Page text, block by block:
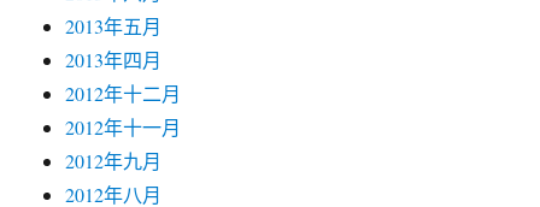
2013年五月
2013年四月
2012年十二月
2012年十一月
2012年九月
2012年八月